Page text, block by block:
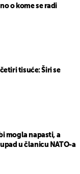
o kome se radi
tisuće: Širi se
mogla napasti, a
u članicu NATO-a